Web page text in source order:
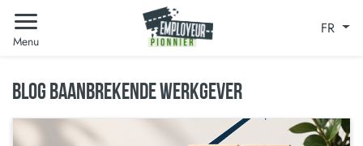
Menu
FR
BLOG BAANBREKENDE WERKGEVER